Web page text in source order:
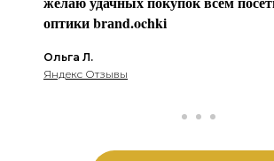
оптики brаnd.ochki
Ольга Л.
Яндекс Отзывы